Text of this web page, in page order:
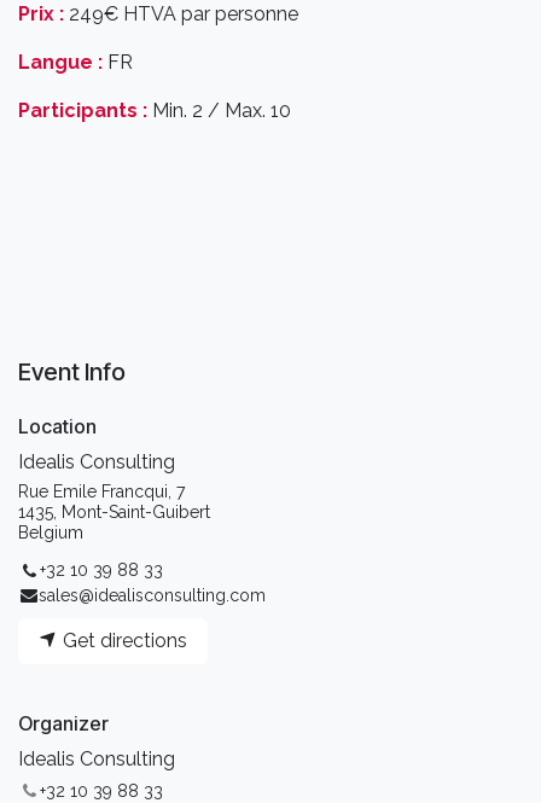
Prix : 249€ HTVA par personne
Langue : FR
Participants : Min. 2 / Max. 10
Event Info
Location
Idealis Consulting
Rue Emile Francqui, 7
1435, Mont-Saint-Guibert
Belgium
+32 10 39 88 33
sales@idealisconsulting.com
Get directions
Organizer
Idealis Consulting
+32 10 39 88 33